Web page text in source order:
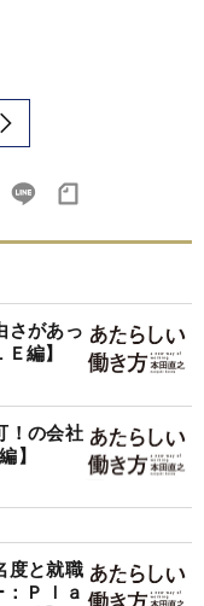
さがあっ
編】
！の会社
】
度と就職
Ｐｌａ